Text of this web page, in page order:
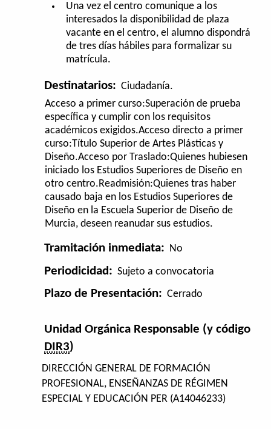
Una vez el centro comunique a los
interesados la disponibilidad de plaza
vacante en el centro, el alumno dispondrá
de tres días hábiles para formalizar su
matrícula.
Destinatarios: Ciudadanía.
Acceso a primer curso:Superación de prueba
específica y cumplir con los requisitos
académicos exigidos.Acceso directo a primer
curso:Título Superior de Artes Plásticas y
Diseño.Acceso por Traslado:Quienes hubiesen
iniciado los Estudios Superiores de Diseño en
otro centro.Readmisión:Quienes tras haber
causado baja en los Estudios Superiores de
Diseño en la Escuela Superior de Diseño de
Murcia, deseen reanudar sus estudios.
Tramitación inmediata: No
Periodicidad: Sujeto a convocatoria
Plazo de Presentación: Cerrado
Unidad Orgánica Responsable (y código
DIR3)
DIRECCIÓN GENERAL DE FORMACIÓN
PROFESIONAL, ENSEÑANZAS DE RÉGIMEN
ESPECIAL Y EDUCACIÓN PER (A14046233)